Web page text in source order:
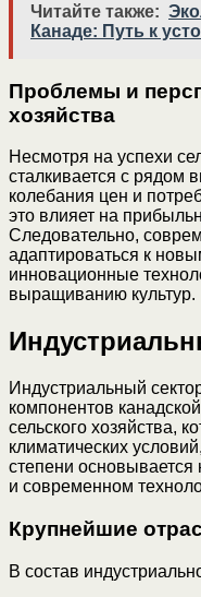
Читайте также:
Канаде: Путь к
Проблемы и
хозяйства
Несмотря на успехи
сталкивается с рядом
колебания цен и
это влияет на
Следовательно,
адаптироваться к
инновационные
выращиванию культур.
Индустриальный
компонентов
сельского хозяйства,
климатических
степени основывается
и современном
Крупнейшие
В состав